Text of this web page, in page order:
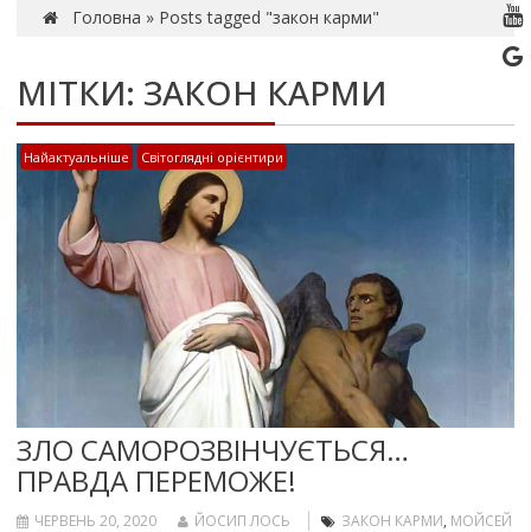
Головна » Posts tagged "закон карми"
МІТКИ: ЗАКОН КАРМИ
Найактуальніше Світоглядні орієнтири
ЗЛО САМОРОЗВІНЧУЄТЬСЯ…
ПРАВДА ПЕРЕМОЖЕ!
ЧЕРВЕНЬ 20, 2020 ЙОСИП ЛОСЬ ЗАКОН КАРМИ, МОЙСЕЙ